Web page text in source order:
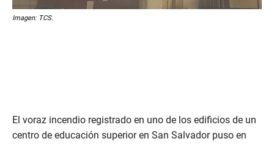
Imagen: TCS.
El voraz incendio registrado en uno de los edificios de un
centro de educación superior en San Salvador puso en